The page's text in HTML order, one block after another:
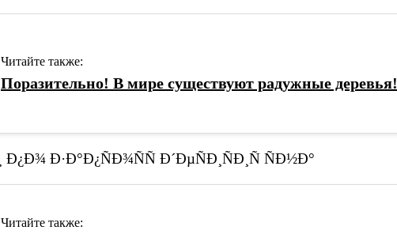
Читайте также:
Поразительно! В мире существуют радужные деревья!
Читайте также: